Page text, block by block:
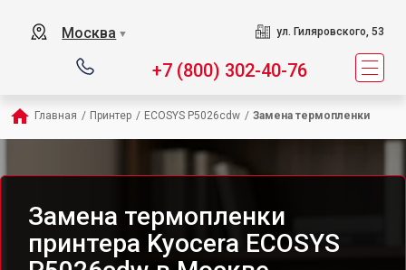
Москва ▼ ул. Гиляровского, 53
+7 (800) 302-40-76
Главная / Принтер / ECOSYS P5026cdw / Замена термопленки
Замена термопленки
принтера Kyocera ECOSYS